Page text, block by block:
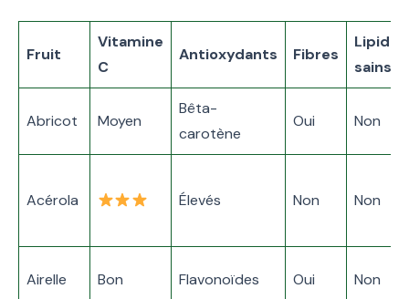
Fruit
Vitamine
C
Antioxydants Fibres
Lipides
sains
Abricot Moyen
Bêta-
carotène
Oui Non
Acérola Élevés Non Non
Airelle Bon Flavonoïdes Oui Non